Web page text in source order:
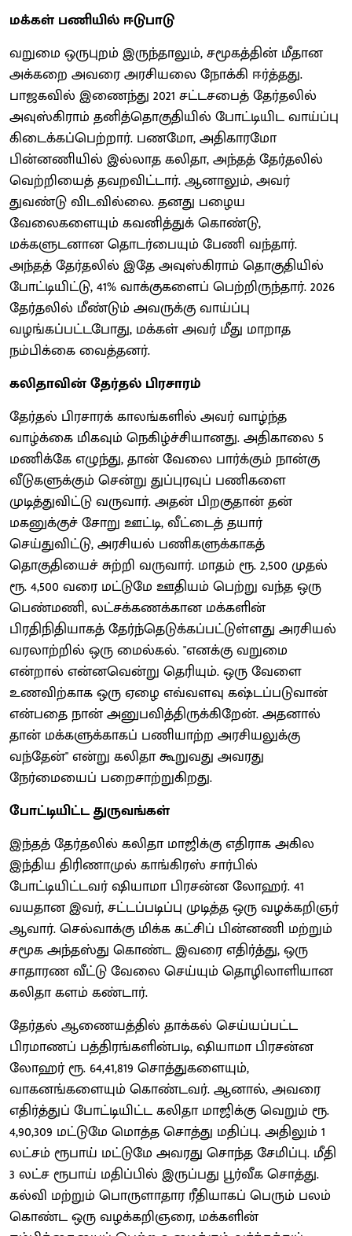
மக்கள் பணியில் ஈடுபாடு
வறுமை ஒருபுறம் இருந்தாலும், சமூகத்தின் மீதான
அக்கறை அவரை அரசியலை நோக்கி ஈர்த்தது.
பாஜகவில் இணைந்து 2021 சட்டசபைத் தேர்தலில்
அவுஸ்கிராம் தனித்தொகுதியில் போட்டியிட வாய்ப்பு
கிடைக்கப்பெற்றார். பணமோ, அதிகாரமோ
பின்னணியில் இல்லாத கலிதா, அந்தத் தேர்தலில்
வெற்றியைத் தவறவிட்டார். ஆனாலும், அவர்
துவண்டு விடவில்லை. தனது பழைய
வேலைகளையும் கவனித்துக் கொண்டு,
மக்களுடனான தொடர்பையும் பேணி வந்தார்.
அந்தத் தேர்தலில் இதே அவுஸ்கிராம் தொகுதியில்
போட்டியிட்டு, 41% வாக்குகளைப் பெற்றிருந்தார். 2026
தேர்தலில் மீண்டும் அவருக்கு வாய்ப்பு
வழங்கப்பட்டபோது, மக்கள் அவர் மீது மாறாத
நம்பிக்கை வைத்தனர்.
கலிதாவின் தேர்தல் பிரசாரம்
தேர்தல் பிரசாரக் காலங்களில் அவர் வாழ்ந்த
வாழ்க்கை மிகவும் நெகிழ்ச்சியானது. அதிகாலை 5
மணிக்கே எழுந்து, தான் வேலை பார்க்கும் நான்கு
வீடுகளுக்கும் சென்று துப்புரவுப் பணிகளை
முடித்துவிட்டு வருவார். அதன் பிறகுதான் தன்
மகனுக்குச் சோறு ஊட்டி, வீட்டைத் தயார்
செய்துவிட்டு, அரசியல் பணிகளுக்காகத்
தொகுதியைச் சுற்றி வருவார். மாதம் ரூ. 2,500 முதல்
ரூ. 4,500 வரை மட்டுமே ஊதியம் பெற்று வந்த ஒரு
பெண்மணி, லட்சக்கணக்கான மக்களின்
பிரதிநிதியாகத் தேர்ந்தெடுக்கப்பட்டுள்ளது அரசியல்
வரலாற்றில் ஒரு மைல்கல். "எனக்கு வறுமை
என்றால் என்னவென்று தெரியும். ஒரு வேளை
உணவிற்காக ஒரு ஏழை எவ்வளவு கஷ்டப்படுவான்
என்பதை நான் அனுபவித்திருக்கிறேன். அதனால்
தான் மக்களுக்காகப் பணியாற்ற அரசியலுக்கு
வந்தேன்" என்று கலிதா கூறுவது அவரது
நேர்மையைப் பறைசாற்றுகிறது.
போட்டியிட்ட துருவங்கள்
இந்தத் தேர்தலில் கலிதா மாஜிக்கு எதிராக அகில
இந்திய திரிணாமுல் காங்கிரஸ் சார்பில்
போட்டியிட்டவர் ஷியாமா பிரசன்ன லோஹர். 41
வயதான இவர், சட்டப்படிப்பு முடித்த ஒரு வழக்கறிஞர்
ஆவார். செல்வாக்கு மிக்க கட்சிப் பின்னணி மற்றும்
சமூக அந்தஸ்து கொண்ட இவரை எதிர்த்து, ஒரு
சாதாரண வீட்டு வேலை செய்யும் தொழிலாளியான
கலிதா களம் கண்டார்.
தேர்தல் ஆணையத்தில் தாக்கல் செய்யப்பட்ட
பிரமாணப் பத்திரங்களின்படி, ஷியாமா பிரசன்ன
லோஹர் ரூ. 64,41,819 சொத்துகளையும்,
வாகனங்களையும் கொண்டவர். ஆனால், அவரை
எதிர்த்துப் போட்டியிட்ட கலிதா மாஜிக்கு வெறும் ரூ.
4,90,309 மட்டுமே மொத்த சொத்து மதிப்பு. அதிலும் 1
லட்சம் ரூபாய் மட்டுமே அவரது சொந்த சேமிப்பு. மீதி
3 லட்ச ரூபாய் மதிப்பில் இருப்பது பூர்வீக சொத்து.
கல்வி மற்றும் பொருளாதார ரீதியாகப் பெரும் பலம்
கொண்ட ஒரு வழக்கறிஞரை, மக்களின்